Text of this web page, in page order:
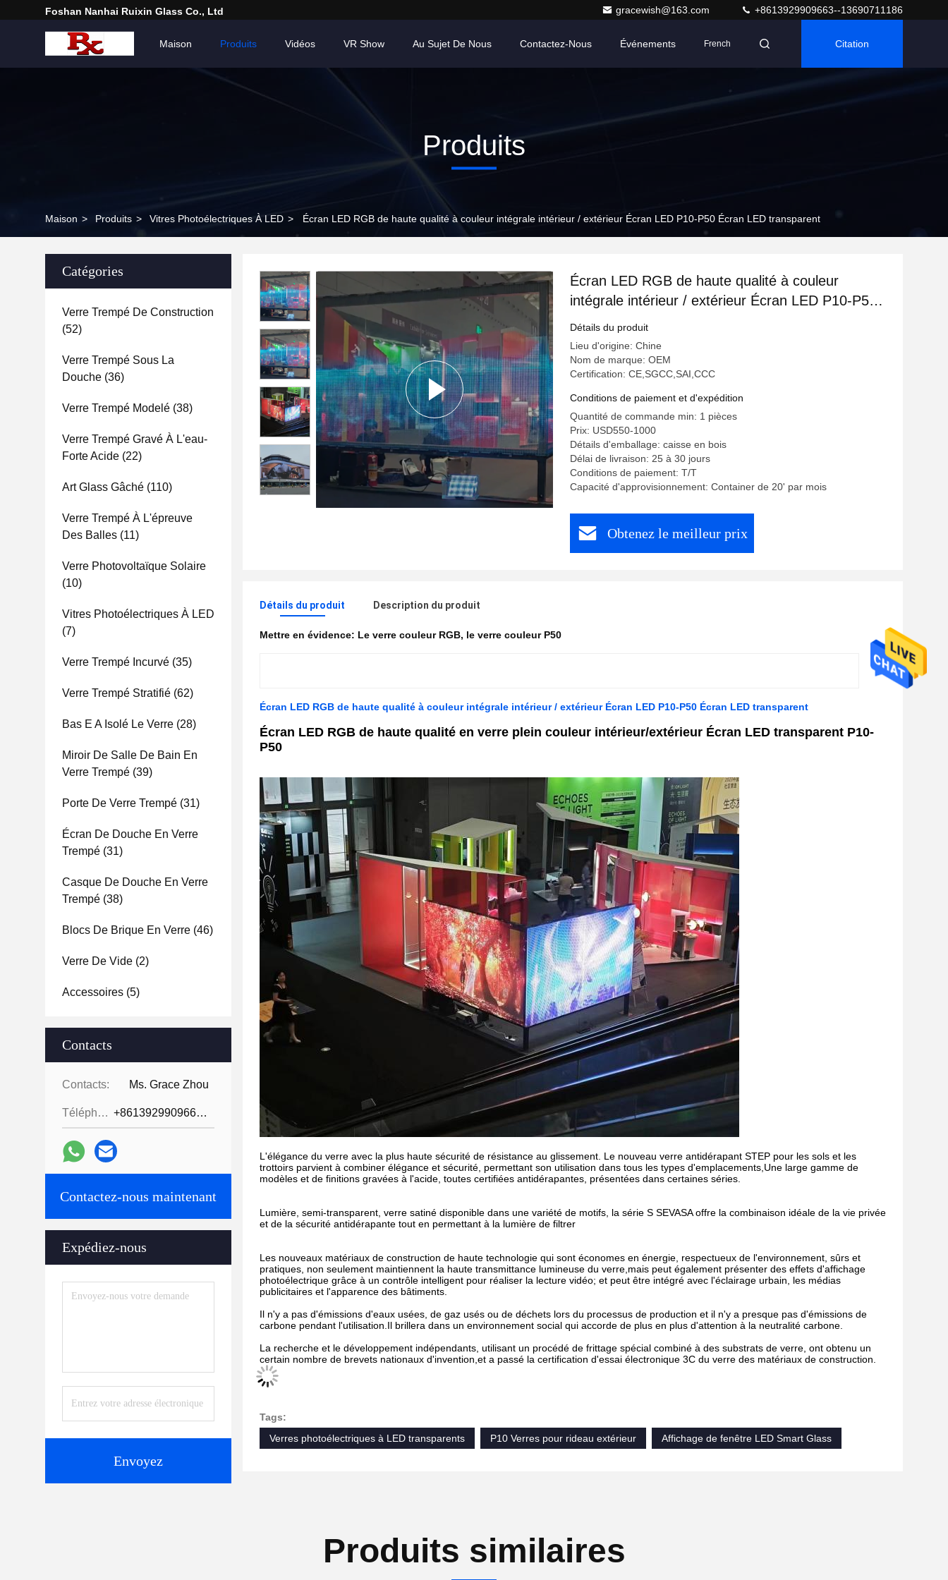
Foshan Nanhai Ruixin Glass Co., Ltd gracewish@163.com +8613929909663--13690711186
Maison Produits Vidéos VR Show Au Sujet De Nous Contactez-Nous Événements French Citation
Produits
Maison > Produits > Vitres Photoélectriques À LED > Écran LED RGB de haute qualité à couleur intégrale intérieur / extérieur Écran LED P10-P50 Écran LED transparent
Catégories
Verre Trempé De Construction
(52)
Verre Trempé Sous La
Douche (36)
Verre Trempé Modelé (38)
Verre Trempé Gravé À L'eau-
Forte Acide (22)
Art Glass Gâché (110)
Verre Trempé À L'épreuve
Des Balles (11)
Verre Photovoltaïque Solaire
(10)
Vitres Photoélectriques À LED
(7)
Verre Trempé Incurvé (35)
Verre Trempé Stratifié (62)
Bas E A Isolé Le Verre (28)
Miroir De Salle De Bain En
Verre Trempé (39)
Porte De Verre Trempé (31)
Écran De Douche En Verre
Trempé (31)
Casque De Douche En Verre
Trempé (38)
Blocs De Brique En Verre (46)
Verre De Vide (2)
Accessoires (5)
Contacts
Contacts: Ms. Grace Zhou
Téléphone: +8613929909663--13690711186
Contactez-nous maintenant
Expédiez-nous
Envoyez
Écran LED RGB de haute qualité à couleur
intégrale intérieur / extérieur Écran LED P10-P50
Écran LED transparent
Détails du produit
Lieu d'origine: Chine
Nom de marque: OEM
Certification: CE,SGCC,SAI,CCC
Conditions de paiement et d'expédition
Quantité de commande min: 1 pièces
Prix: USD550-1000
Détails d'emballage: caisse en bois
Délai de livraison: 25 à 30 jours
Conditions de paiement: T/T
Capacité d'approvisionnement: Container de 20' par mois
Obtenez le meilleur prix
Détails du produit Description du produit
Mettre en évidence: Le verre couleur RGB, le verre couleur P50
Écran LED RGB de haute qualité à couleur intégrale intérieur / extérieur Écran LED P10-P50 Écran LED transparent
Écran LED RGB de haute qualité en verre plein couleur intérieur/extérieur Écran LED transparent P10-
P50
L'élégance du verre avec la plus haute sécurité de résistance au glissement. Le nouveau verre antidérapant STEP pour les sols et les
trottoirs parvient à combiner élégance et sécurité, permettant son utilisation dans tous les types d'emplacements,Une large gamme de
modèles et de finitions gravées à l'acide, toutes certifiées antidérapantes, présentées dans certaines séries.
Lumière, semi-transparent, verre satiné disponible dans une variété de motifs, la série S SEVASA offre la combinaison idéale de la vie privée
et de la sécurité antidérapante tout en permettant à la lumière de filtrer
Les nouveaux matériaux de construction de haute technologie qui sont économes en énergie, respectueux de l'environnement, sûrs et
pratiques, non seulement maintiennent la haute transmittance lumineuse du verre,mais peut également présenter des effets d'affichage
photoélectrique grâce à un contrôle intelligent pour réaliser la lecture vidéo; et peut être intégré avec l'éclairage urbain, les médias
publicitaires et l'apparence des bâtiments.
Il n'y a pas d'émissions d'eaux usées, de gaz usés ou de déchets lors du processus de production et il n'y a presque pas d'émissions de
carbone pendant l'utilisation.Il brillera dans un environnement social qui accorde de plus en plus d'attention à la neutralité carbone.
La recherche et le développement indépendants, utilisant un procédé de frittage spécial combiné à des substrats de verre, ont obtenu un
certain nombre de brevets nationaux d'invention,et a passé la certification d'essai électronique 3C du verre des matériaux de construction.
Tags:
Verres photoélectriques à LED transparents
P10 Verres pour rideau extérieur Affichage de fenêtre LED Smart Glass
Produits similaires